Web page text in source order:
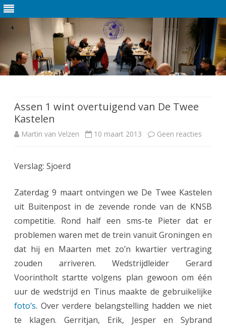
de
inhoud
Assen 1 wint overtuigend van De Twee
Kastelen
Martin van Velzen 10 maart 2013 Geen reacties
s
e
n
w
i
n
Verslag: Sjoerd
Zaterdag 9 maart ontvingen we De Twee Kastelen
uit Buitenpost in de zevende ronde van de KNSB
competitie. Rond half een sms-te Pieter dat er
problemen waren met de trein vanuit Groningen en
dat hij en Maarten met zo’n kwartier vertraging
zouden arriveren. Wedstrijdleider Gerard
Voorintholt startte volgens plan gewoon om één
uur de wedstrijd en Tinus maakte de gebruikelijke
foto’s. Over verdere belangstelling hadden we niet
te klagen. Gerritjan, Erik, Jesper en Sybrand